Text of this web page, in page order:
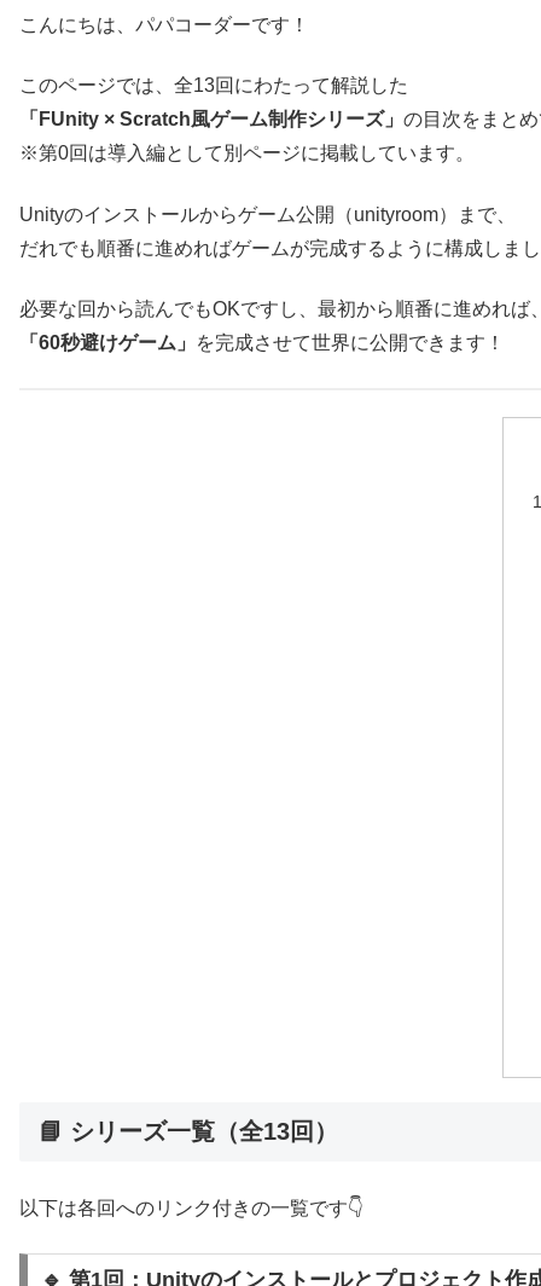
こんにちは、パパコーダーです！
このページでは、全13回にわたって解説した
「FUnity × Scratch風ゲーム制作シリーズ」 の目次をまと
※第0回は導入編として別ページに掲載しています。
Unityのインストールからゲーム公開（unityroom）まで、
だれでも順番に進めればゲームが完成するように構成しま
必要な回から読んでもOKですし、最初から順番に進めれば
「60秒避けゲーム」
を完成させて世界に公開できます！
📘 シリーズ一覧（全13回）
以下は各回へのリンク付きの一覧です👇
🔹 第1回：Unityのインストールとプロジェクト作